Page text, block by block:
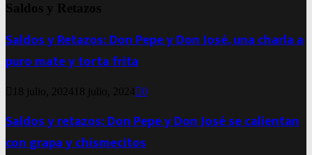
Saldos y Retazos
Saldos y Retazos: Don Pepe y Don José, una charla a
puro mate y torta frita
18 julio, 2024 18 julio, 2024 0
Saldos y retazos: Don Pepe y Don José se calientan
con grapa y chismecitos